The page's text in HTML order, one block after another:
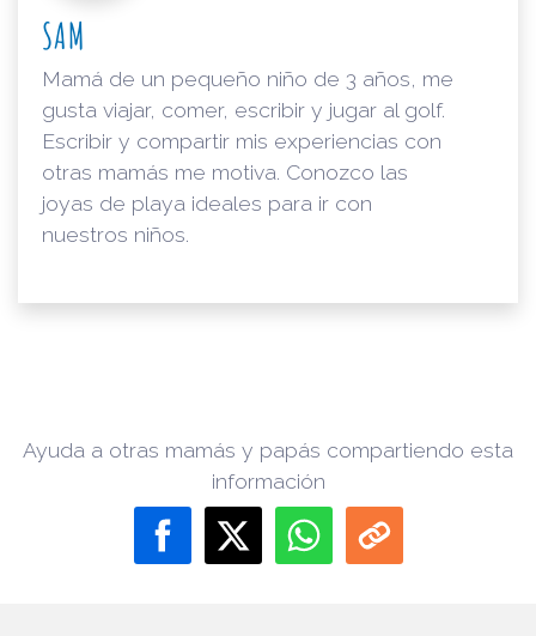
SAM
Mamá de un pequeño niño de 3 años, me
gusta viajar, comer, escribir y jugar al golf.
Escribir y compartir mis experiencias con
otras mamás me motiva. Conozco las
joyas de playa ideales para ir con
nuestros niños.
Ayuda a otras mamás y papás compartiendo esta
información